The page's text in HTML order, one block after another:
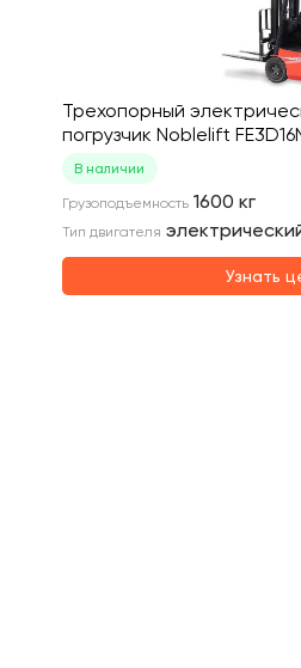
Трехопорный
погрузчик Noblelift
В наличии
Грузоподъемность 1600 кг
Тип двигателя
Узнать